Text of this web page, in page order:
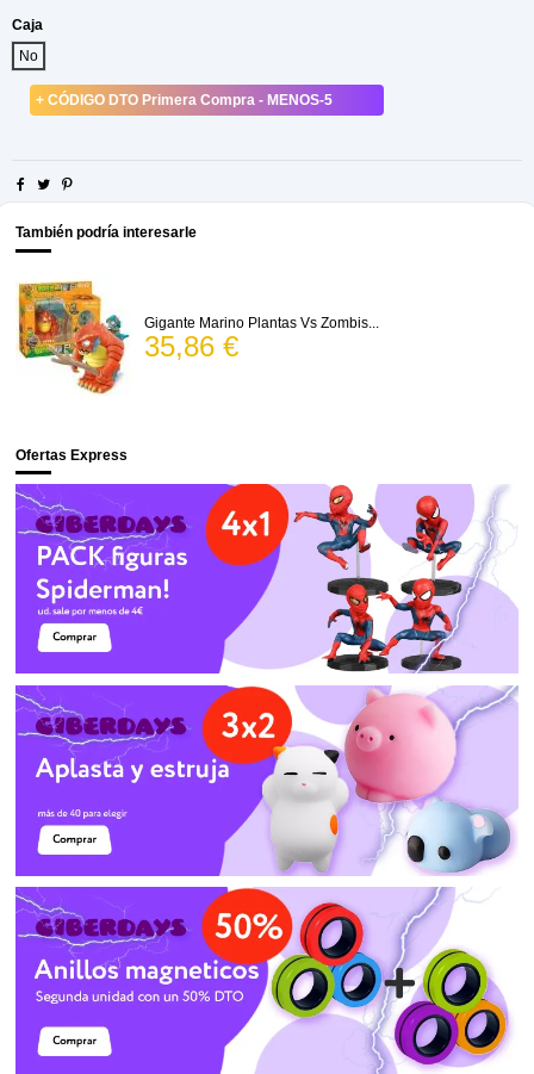
Caja
No
+ CÓDIGO DTO Primera Compra - MENOS-5
También podría interesarle
Gigante Marino Plantas Vs Zombis...
35,86 €
Ofertas Express